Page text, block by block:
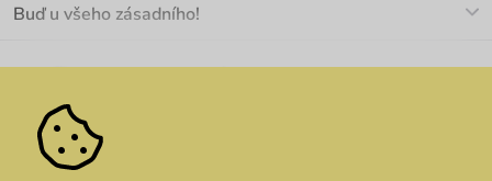
Materiály a údržba
Pozáruční opravy
Velkoobchod
We Care
Dárkové poukazy
Vuchlook
Buď u všeho zásadního!
Zásady ochrany osobních údajů